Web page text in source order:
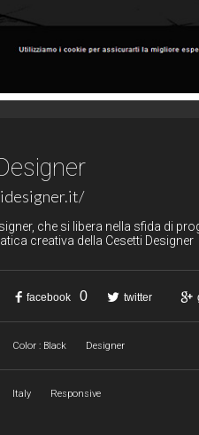
che si libera nella sfida di
creativa della Cesetti Designer
facebook 0 twitter
Color : Black Designer
Italy Responsive